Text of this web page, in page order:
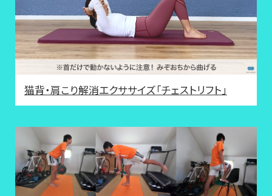
猫背・肩こり解消エクササイズ「チェストリフト」